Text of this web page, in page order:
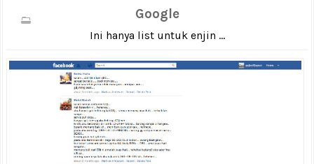
Google
Ini hanya list untuk enjin ...